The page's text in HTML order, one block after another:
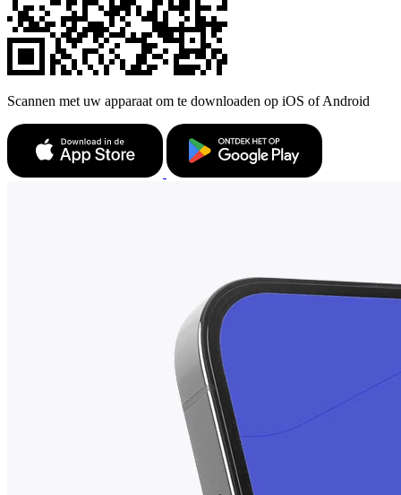
Scannen met uw apparaat om te downloaden op iOS of Android